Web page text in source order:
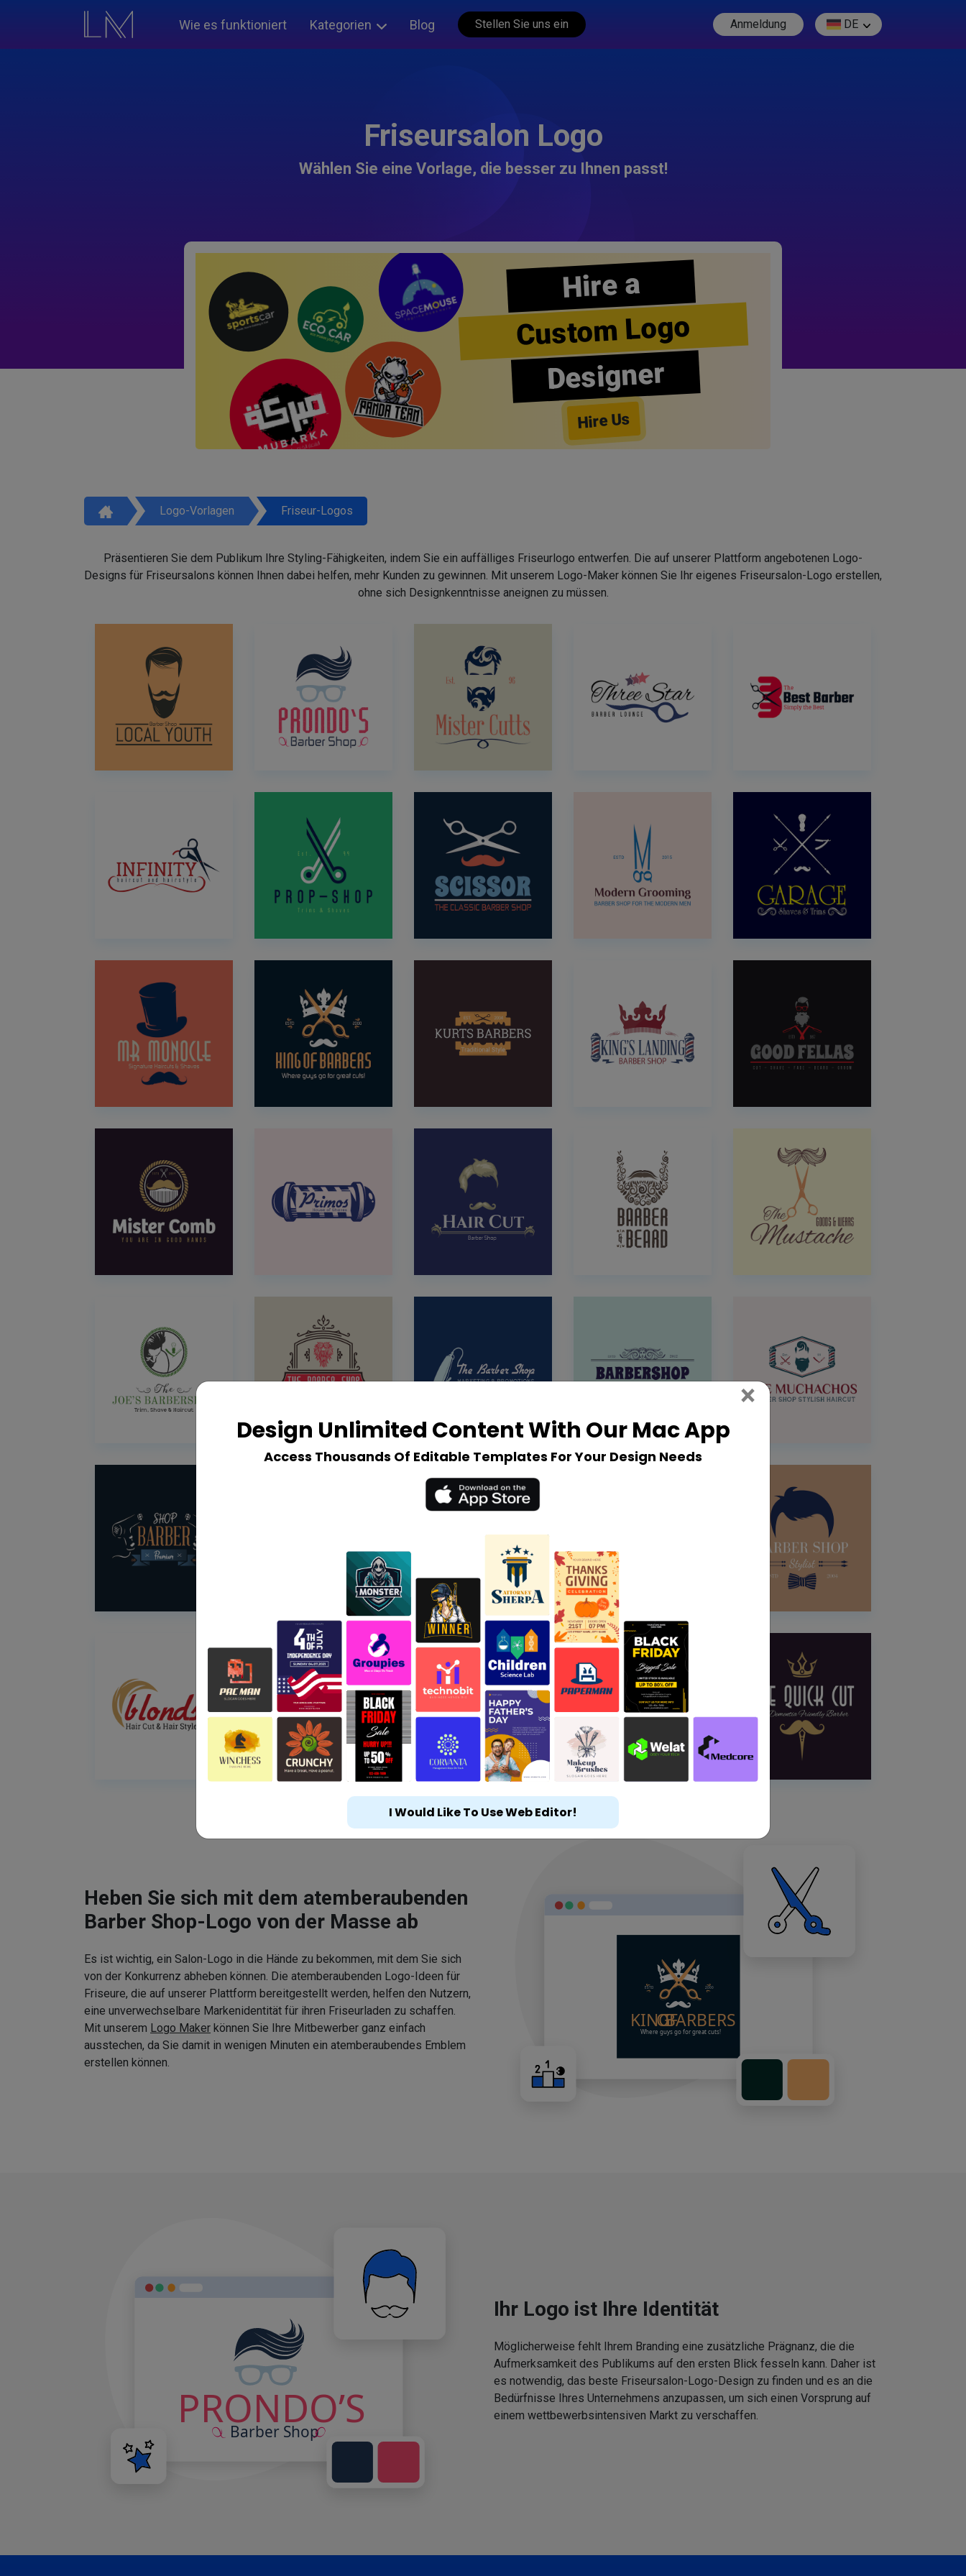
Wie es funktioniert Kategorien Blog Stellen Sie uns ein Anmeldung DE
Friseursalon Logo
Wählen Sie eine Vorlage, die besser zu Ihnen passt!
Hire a
Custom Logo
Designer
Hire Us
Logo-Vorlagen Friseur-Logos
Präsentieren Sie dem Publikum Ihre Styling-Fähigkeiten, indem Sie ein auffälliges Friseurlogo entwerfen. Die auf unserer Plattform angebotenen Logo-
Designs für Friseursalons können Ihnen dabei helfen, mehr Kunden zu gewinnen. Mit unserem Logo-Maker können Sie Ihr eigenes Friseursalon-Logo erstellen,
ohne sich Designkenntnisse aneignen zu müssen.
Heben Sie sich mit dem atemberaubenden
Barber Shop-Logo von der Masse ab
Es ist wichtig, ein Salon-Logo in die Hände zu bekommen, mit dem Sie sich
von der Konkurrenz abheben können. Die atemberaubenden Logo-Ideen für
Friseure, die auf unserer Plattform bereitgestellt werden, helfen den Nutzern,
eine unverwechselbare Markenidentität für ihren Friseurladen zu schaffen.
Mit unserem Logo Maker können Sie Ihre Mitbewerber ganz einfach
ausstechen, da Sie damit in wenigen Minuten ein atemberaubendes Emblem
erstellen können.
Ihr Logo ist Ihre Identität
Möglicherweise fehlt Ihrem Branding eine zusätzliche Prägnanz, die die
Aufmerksamkeit des Publikums auf den ersten Blick fesseln kann. Daher ist
es notwendig, das beste Friseursalon-Logo-Design zu finden und es an die
Bedürfnisse Ihres Unternehmens anzupassen, um sich einen Vorsprung auf
einem wettbewerbsintensiven Markt zu verschaffen.
Design Unlimited Content With Our Mac App
Access Thousands Of Editable Templates For Your Design Needs
× Close
I Would Like To Use Web Editor!